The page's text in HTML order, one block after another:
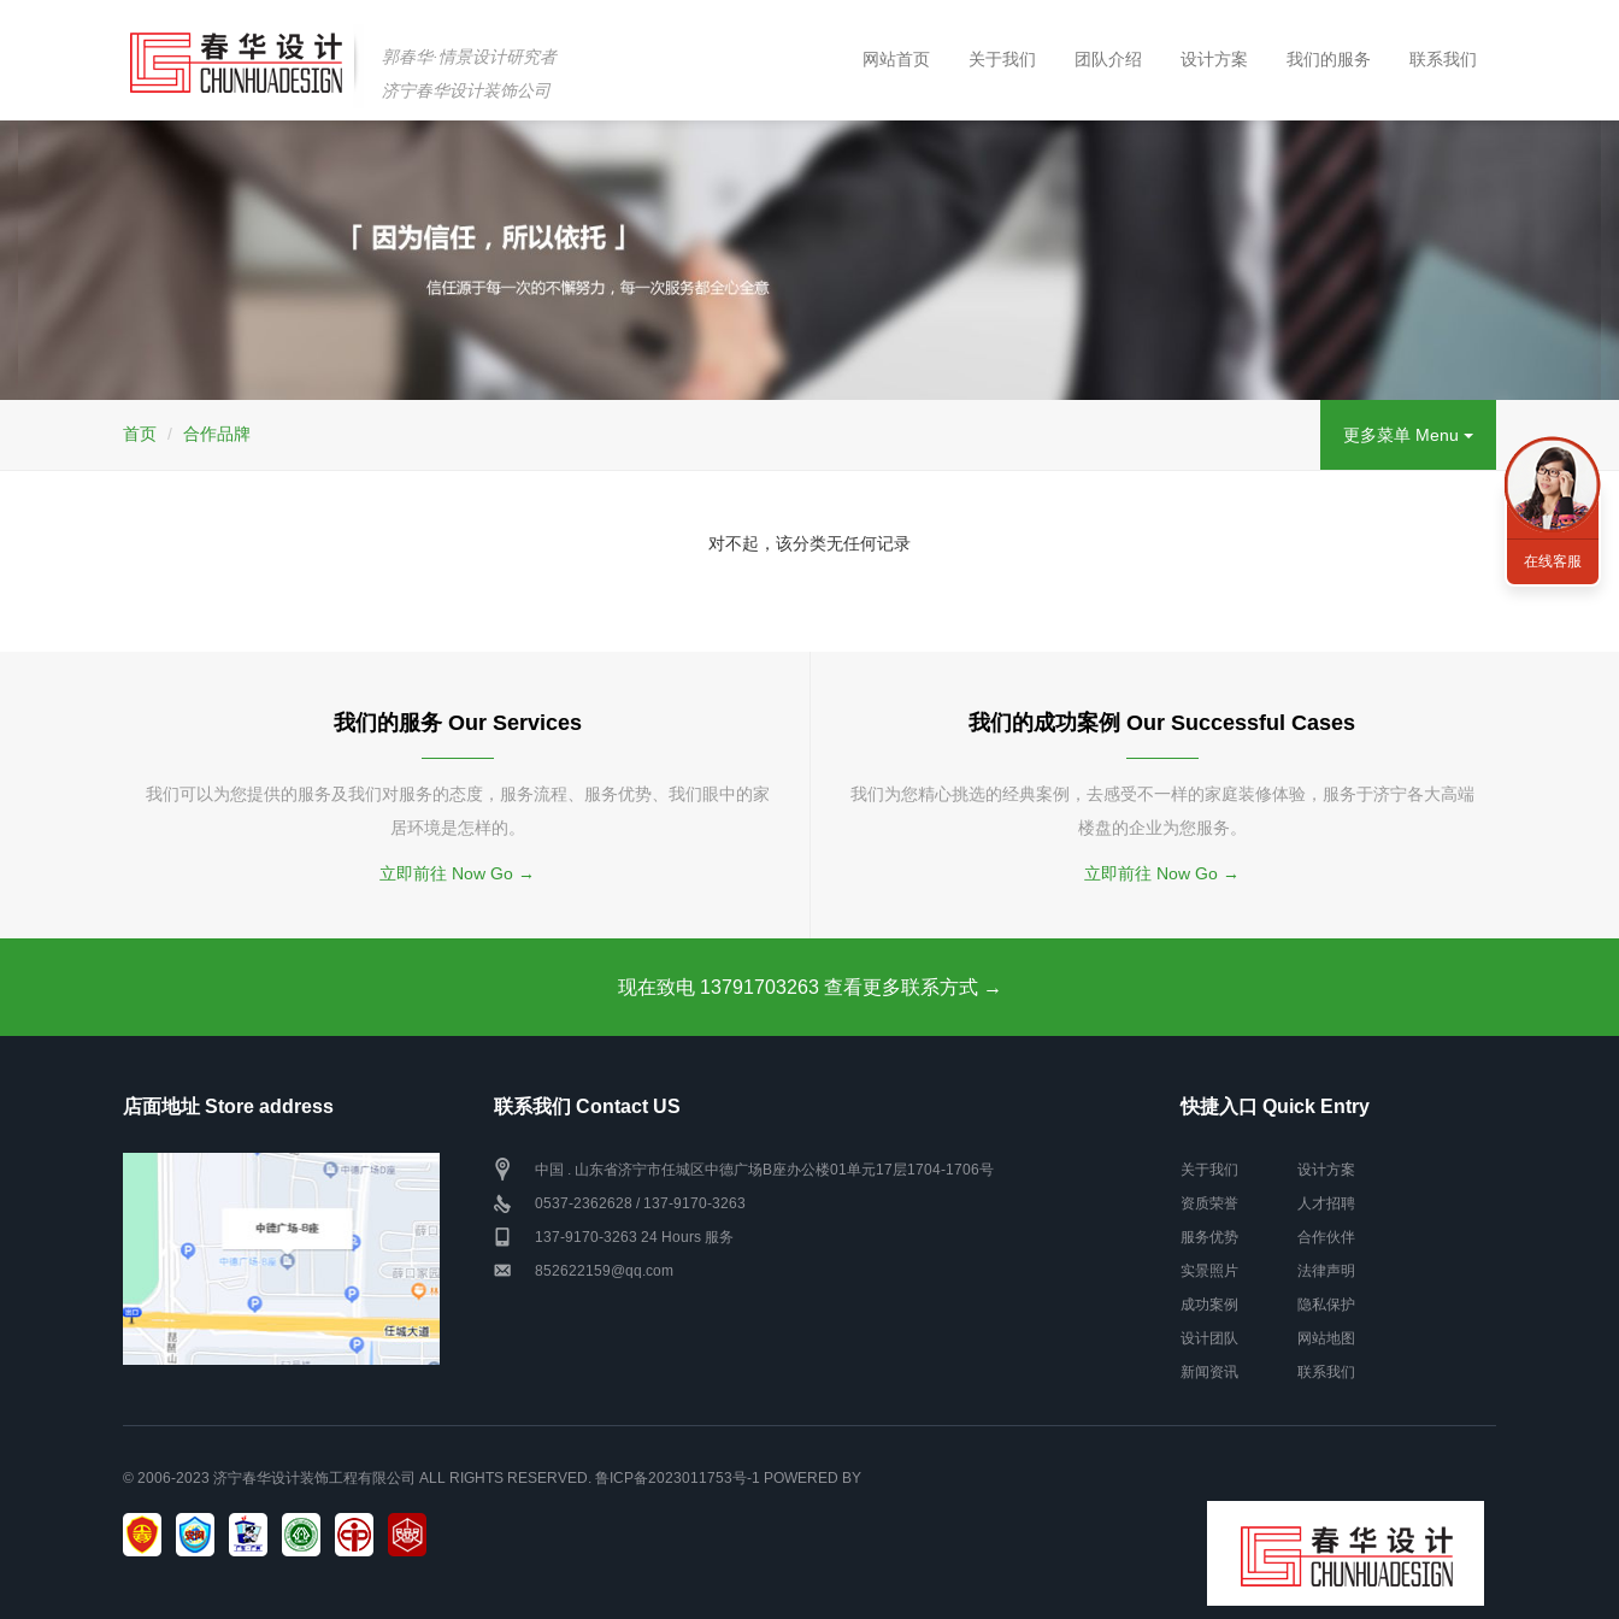
郭春华·情景设计研究者
济宁春华设计装饰公司
网站首页 关于我们 团队介绍 设计方案 我们的服务 联系我们
更多菜单 Menu
首页 合作品牌
对不起，该分类无任何记录
我们的服务 Our Services
我们可以为您提供的服务及我们对服务的态度，服务流程、服务优势、我们眼中的家
居环境是怎样的。
立即前往 Now Go →
我们的成功案例 Our Successful Cases
我们为您精心挑选的经典案例，去感受不一样的家庭装修体验，服务于济宁各大高端
楼盘的企业为您服务。
立即前往 Now Go →
现在致电 13791703263 查看更多联系方式 →
店面地址 Store address 联系我们 Contact US
中国 . 山东省济宁市任城区中德广场B座办公楼01单元17层1704-1706号
0537-2362628 / 137-9170-3263
137-9170-3263 24 Hours 服务
852622159@qq.com
快捷入口 Quick Entry
关于我们
资质荣誉
服务优势
实景照片
成功案例
设计团队
新闻资讯
设计方案
人才招聘
合作伙伴
法律声明
隐私保护
网站地图
联系我们
© 2006-2023 济宁春华设计装饰工程有限公司 ALL RIGHTS RESERVED. 鲁ICP备2023011753号-1 POWERED BY
在线客服